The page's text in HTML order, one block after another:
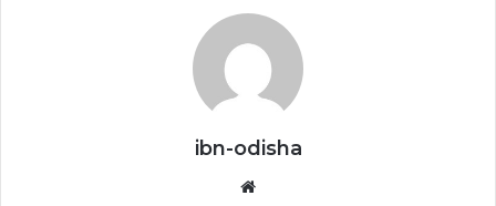
ibn-odisha
Website